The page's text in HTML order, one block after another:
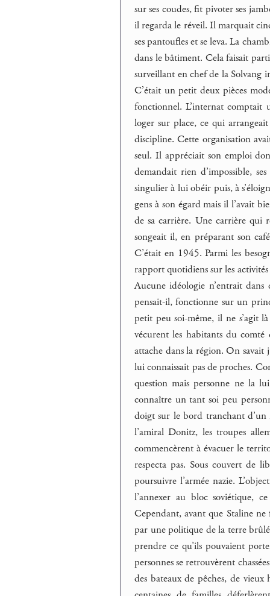
sur ses coudes, fit pivoter ses
il regarda le réveil. Il marquait
ses pantoufles et se leva. La
dans le bâtiment. Cela faisait
surveillant en chef de la Solvang
C’était un petit deux pièces
fonctionnel. L’internat comptait
loger sur place, ce qui
discipline. Cette organisation
seul. Il appréciait son emploi
demandait rien d’impossible,
singulier à lui obéir puis, à
gens à son égard mais il l’avait
de sa carrière. Une carrière qui
songeait il, en préparant son
C’était en 1945. Parmi les
rapport quotidiens sur les
Aucune idéologie n’entrait
pensait-il, fonctionne sur un
petit peu soi-même, il ne s’agit
vécurent les habitants du comté
attache dans la région. On savait
lui connaissait pas de proches.
question mais personne ne la
connaître un tant soi peu
doigt sur le bord tranchant
l’amiral Donitz, les troupes
commencèrent à évacuer le
respecta pas. Sous couvert de
poursuivre l’armée nazie.
l’annexer au bloc soviétique,
Cependant, avant que Staline
par une politique de la terre
prendre ce qu’ils pouvaient
personnes se retrouvèrent
des bateaux de pêches, de vieux